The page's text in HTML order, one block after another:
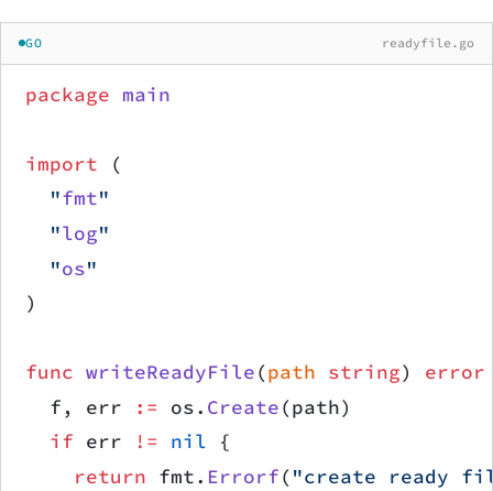
GO readyfile.go
package main
import (
	"
fmt"
	"
log"
	"
os"
)
func writeReadyFile(path string) error
	f, err
:= os. Create(path)
	if
err != nil {
		return
fmt. Errorf( "create ready